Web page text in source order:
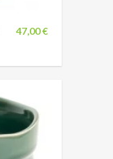
47,00 €